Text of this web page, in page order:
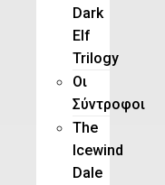
Dark
Elf
Trilogy
Οι
Σύντροφοι
The
Icewind
Dale